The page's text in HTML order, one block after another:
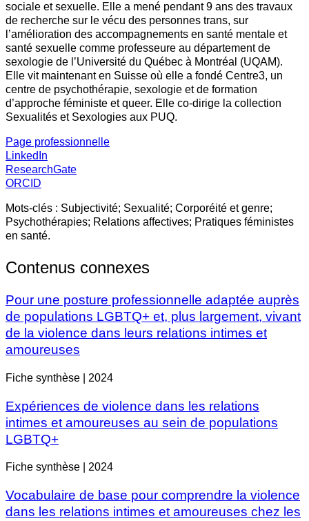
sociale et sexuelle. Elle a mené pendant 9 ans des travaux
de recherche sur le vécu des personnes trans, sur
l’amélioration des accompagnements en santé mentale et
santé sexuelle comme professeure au département de
sexologie de l’Université du Québec à Montréal (UQAM).
Elle vit maintenant en Suisse où elle a fondé Centre3, un
centre de psychothérapie, sexologie et de formation
d’approche féministe et queer. Elle co-dirige la collection
Sexualités et Sexologies aux PUQ.
Page professionnelle
LinkedIn
ResearchGate
ORCID
Mots-clés : Subjectivité; Sexualité; Corporéité et genre;
Psychothérapies; Relations affectives; Pratiques féministes
en santé.
Contenus connexes
Pour une posture professionnelle adaptée auprès
de populations LGBTQ+ et, plus largement, vivant
de la violence dans leurs relations intimes et
amoureuses
Fiche synthèse | 2024
Expériences de violence dans les relations
intimes et amoureuses au sein de populations
LGBTQ+
Fiche synthèse | 2024
Vocabulaire de base pour comprendre la violence
dans les relations intimes et amoureuses chez les